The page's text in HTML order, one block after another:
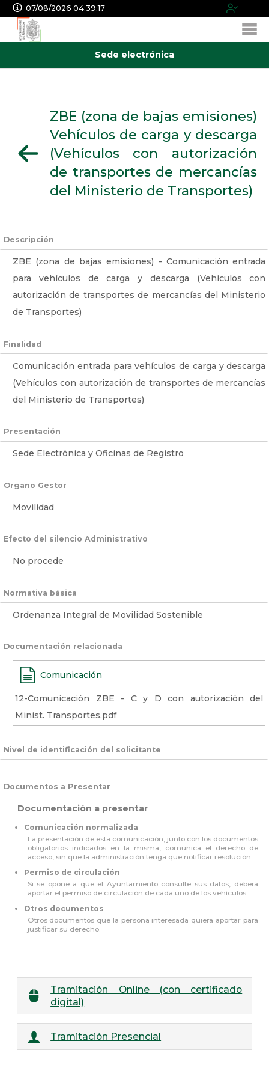
07/08/2026 04:39:18
Sede electrónica
ZBE (zona de bajas emisiones)
Vehículos de carga y descarga
(Vehículos con autorización
de transportes de mercancías
del Ministerio de Transportes)
Descripción
ZBE (zona de bajas emisiones) - Comunicación entrada
para vehículos de carga y descarga (Vehículos con
autorización de transportes de mercancías del Ministerio
de Transportes)
Finalidad
Comunicación entrada para vehículos de carga y descarga
(Vehículos con autorización de transportes de mercancías
del Ministerio de Transportes)
Presentación
Sede Electrónica y Oficinas de Registro
Organo Gestor
Movilidad
Efecto del silencio Administrativo
No procede
Normativa básica
Ordenanza Integral de Movilidad Sostenible
Documentación relacionada
Comunicación
12-Comunicación ZBE - C y D con autorización del
Minist. Transportes.pdf
Nivel de identificación del solicitante
Documentos a Presentar
Documentación a presentar
Comunicación normalizada
La presentación de esta comunicación, junto con los documentos
obligatorios indicados en la misma, comunica el derecho de
acceso, sin que la administración tenga que notificar resolución.
Permiso de circulación
Si se opone a que el Ayuntamiento consulte sus datos, deberá
aportar el permiso de circulación de cada uno de los vehículos.
Otros documentos
Otros documentos que la persona interesada quiera aportar para
justificar su derecho.
Tramitación Online (con certificado
digital)
Tramitación Presencial